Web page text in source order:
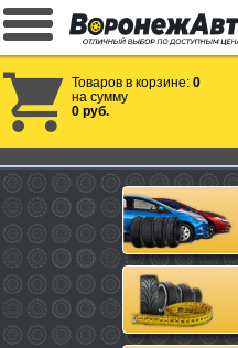
Товаров в корзине: 0
на сумму
0 руб.